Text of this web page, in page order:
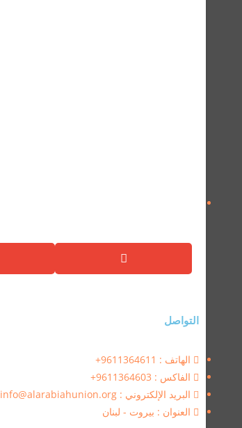
التواصل
الهاتف : 9611364611+
الفاكس : 9611364603+
البريد الإلكتروني : info@alarabiahunion.org
العنوان : بيروت - لبنان